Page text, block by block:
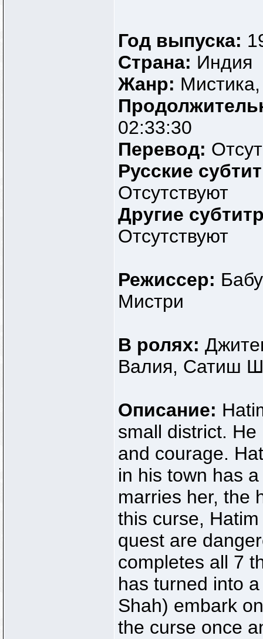
Год выпуска:
Страна: Индия
Жанр: Мистика,
02:33:30
Перевод:
Русские
Отсутствуют
Другие
Отсутствуют
Режиссер:
Мистри
В ролях:
Валия, Сатиш
Описание:
small district.
and courage.
in his town has
marries her, the
this curse,
quest are
completes all 7
has turned into
Shah) embark
the curse once